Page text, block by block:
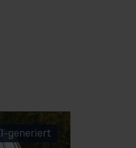
generiert